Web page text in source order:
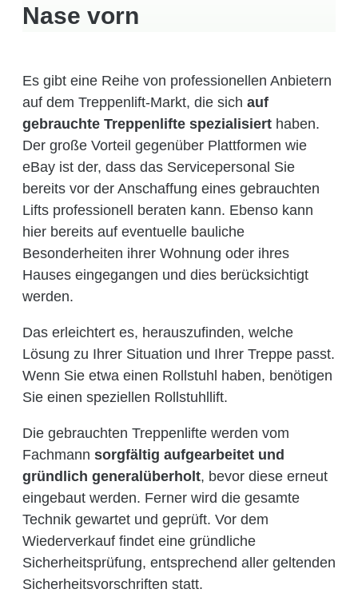
Nase vorn
Es gibt eine Reihe von professionellen Anbietern
auf dem Treppenlift-Markt, die sich auf
gebrauchte Treppenlifte spezialisiert haben.
Der große Vorteil gegenüber Plattformen wie
eBay ist der, dass das Servicepersonal Sie
bereits vor der Anschaffung eines gebrauchten
Lifts professionell beraten kann. Ebenso kann
hier bereits auf eventuelle bauliche
Besonderheiten ihrer Wohnung oder ihres
Hauses eingegangen und dies berücksichtigt
werden.
Das erleichtert es, herauszufinden, welche
Lösung zu Ihrer Situation und Ihrer Treppe passt.
Wenn Sie etwa einen Rollstuhl haben, benötigen
Sie einen speziellen Rollstuhllift.
Die gebrauchten Treppenlifte werden vom
Fachmann sorgfältig aufgearbeitet und
gründlich generalüberholt, bevor diese erneut
eingebaut werden. Ferner wird die gesamte
Technik gewartet und geprüft. Vor dem
Wiederverkauf findet eine gründliche
Sicherheitsprüfung, entsprechend aller geltenden
Sicherheitsvorschriften statt.